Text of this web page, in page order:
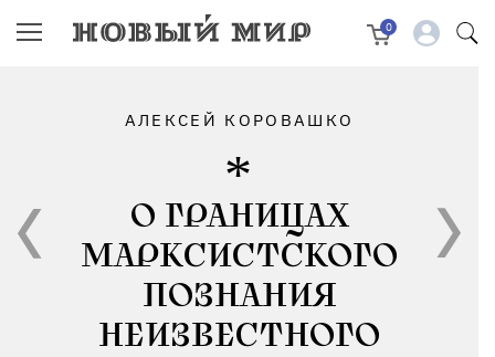
0
АЛЕКСЕЙ КОРОВАШКО
О ГРАНИЦАХ
МАРКСИСТСКОГО
ПОЗНАНИЯ
НЕИЗВЕСТНОГО